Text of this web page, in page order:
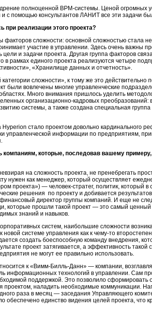
полноценной BPM-системы. Ценой огромных
с помощью консультантов ЛАНИТ все эти задачи
реализации этого проекта?
факторов сложности: основной сложностью стала
участие в управлении. Здесь очень важны
и задачи проекта. Другая группа факторов
в рамках единого проекта реализуются четыре
«Хранилище данных и отчетность».
сложности», к тому же это действительно
были вовлечены многие управленческие
Много внимания пришлось уделить
организационно-кадровых преобразований:
системы, а также создана специальная
Hyperion стало проектом довольно кардинального
управленческой информации по предприятиям,
которые, последовав вашему
на сложность проекта, не пренебрегать
нужен как менеджер, который осуществляет
проекта») — человек-стратег, политик, который в
решения по проекту и добивается
директор группы компаний. И еще не
которые прошли такой проект — это самый ценный
знаний и навыков.
систем, наибольшие сложности
новой системе управления как к чему-то
создать боеспособную команду внедрения,
проект затягивается, а эффективность такой
не могут ее правильно использовать.
к «Вимм-Билль-Данн» — компании,
информационных технологий в управлении. Сам
поддержкой. Это позволило сформировать
проектом, наладить необходимые коммуникации.
раза в месяц — заседания Управляющего
обеспечено единство видения целей проекта, что